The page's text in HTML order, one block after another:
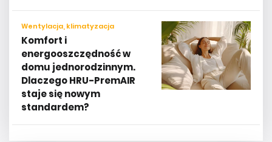
Wentylacja, klimatyzacja
Komfort i
energooszczędność w
domu jednorodzinnym.
Dlaczego HRU-PremAIR
staje się nowym
standardem?